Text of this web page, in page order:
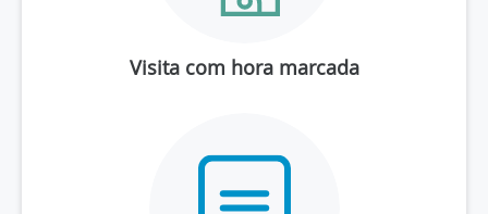
Visita com hora marcada